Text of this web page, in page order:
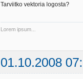
Tarviitko vektoria logosta?
Lorem ipsum...
01.10.2008